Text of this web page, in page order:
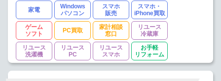
家電
Windows
パソコン
スマホ
販売
スマホ・
iPhone買取
ゲーム
ソフト
PC買取
家計相談
窓口
リユース
冷蔵庫
リユース
洗濯機
リユース
PC
リユース
スマホ
お手軽
リフォーム